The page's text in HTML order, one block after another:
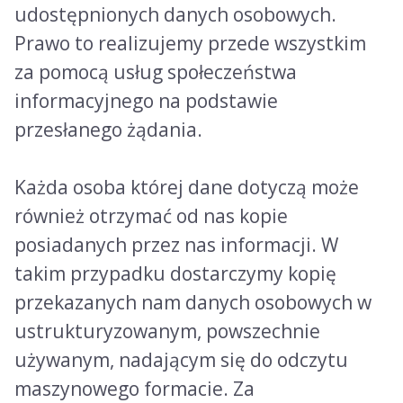
udostępnionych danych osobowych.
Prawo to realizujemy przede wszystkim
za pomocą usług społeczeństwa
informacyjnego na podstawie
przesłanego żądania.
Każda osoba której dane dotyczą może
również otrzymać od nas kopie
posiadanych przez nas informacji. W
takim przypadku dostarczymy kopię
przekazanych nam danych osobowych w
ustrukturyzowanym, powszechnie
używanym, nadającym się do odczytu
maszynowego formacie. Za